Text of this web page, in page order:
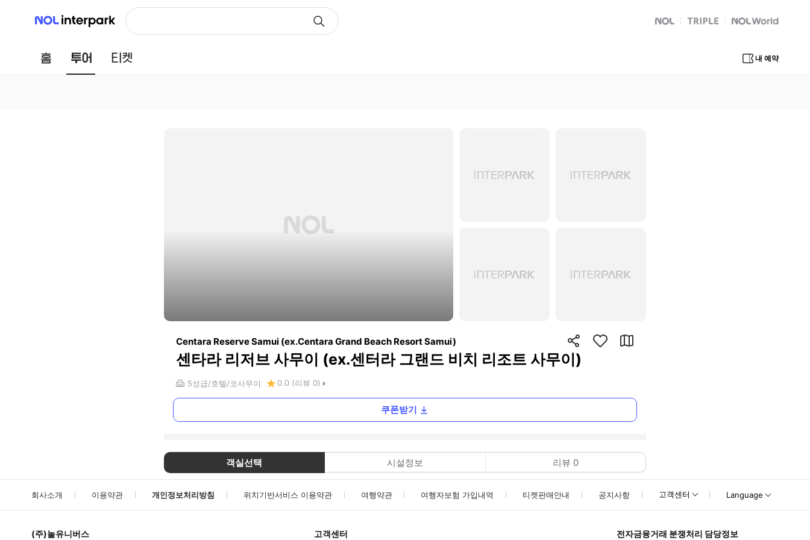
NOL 인터파크
NOL
트리플 Global Interpark
홈 투어 내 예약
Centara Reserve Samui (ex.Centara Grand Beach Resort Samui)
센타라 리저브 사무이 (ex.센터라 그랜드 비치 리조트 사무이)
5성급 호텔 코사무이 0.0 (리뷰 0)
쿠폰받기
객실선택 시설정보 리뷰 0
회사소개 이용약관 개인정보처리방침 위치기반서비스 이용약관 여행약관 여행자보험 가입내역 티켓판매안내 공지사항 고객센터 Language
(주)놀유니버스 고객센터 전자금융거래 분쟁처리 담당정보